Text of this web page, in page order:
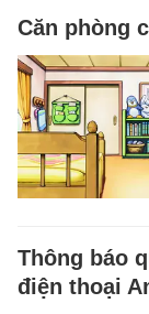
Căn phòng
Thông báo
điện thoại